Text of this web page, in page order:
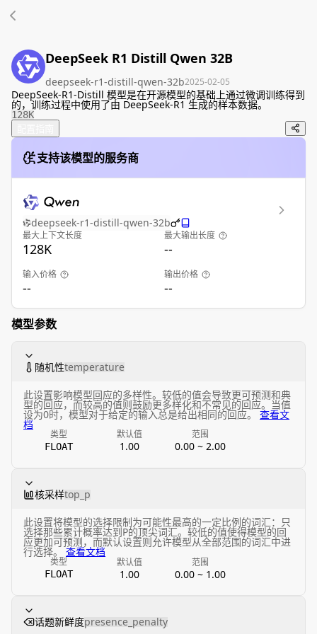
DeepSeek R1 Distill Qwen 32B
deepseek-r1-distill-qwen-32b2025-02-05
DeepSeek-R1-Distill 模型是在开源模型的基础上通过微调训练得到
的，训练过程中使用了由 DeepSeek-R1 生成的样本数据。
128K
支持该模型的服务商
deepseek-r1-distill-qwen-32b
最大上下文长度
128K
最大输出长度
--
输入价格
--
输出价格
--
模型参数
随机性temperature
此设置影响模型回应的多样性。较低的值会导致更可预测和典
型的回应，而较高的值则鼓励更多样化和不常见的回应。当值
设为0时，模型对于给定的输入总是给出相同的回应。 查看文
档
类型
FLOAT
默认值
1.00
范围
0.00 ~ 2.00
核采样top_p
此设置将模型的选择限制为可能性最高的一定比例的词汇：只
选择那些累计概率达到P的顶尖词汇。较低的值使得模型的回
应更加可预测，而默认设置则允许模型从全部范围的词汇中进
行选择。 查看文档
类型
FLOAT
默认值
1.00
范围
0.00 ~ 1.00
话题新鲜度presence_penalty